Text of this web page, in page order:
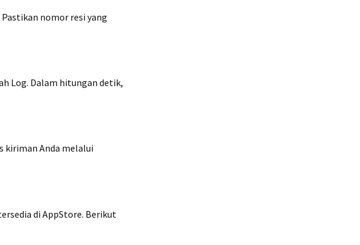
nomor resi yang
Log. Dalam hitungan detik,
kiriman Anda melalui
di AppStore. Berikut